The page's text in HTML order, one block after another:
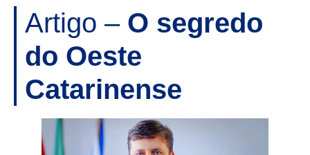
Artigo – O segredo
do Oeste
Catarinense